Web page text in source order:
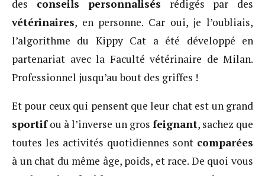
des conseils personnalisés rédigés par des
vétérinaires, en personne. Car oui, je l’oubliais,
l’algorithme du Kippy Cat a été développé en
partenariat avec la Faculté vétérinaire de Milan.
Professionnel jusqu’au bout des griffes !
Et pour ceux qui pensent que leur chat est un grand
sportifou à l’inverse un gros feignant, sachez que
toutes les activités quotidiennes sont comparées
à un chat du même âge, poids, et race. De quoi vous